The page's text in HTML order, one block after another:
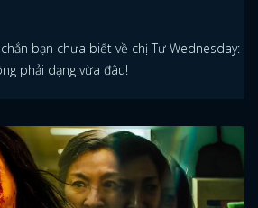
bạn chưa biết về chị Tư Wednesday:
phải dạng vừa đâu!